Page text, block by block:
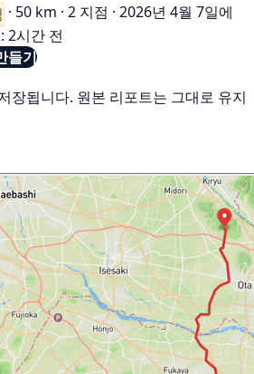
· 50 km · 2 지점 · 2026년 4월 7일에
2시간 전
들기
장됩니다. 원본 리포트는 그대로 유지